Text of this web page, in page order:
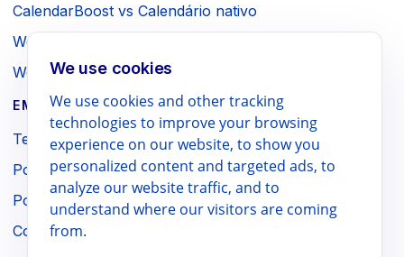
CalendarBoost vs Calendário nativo
Webpage to PDF vs Impressão do navegador
WebSniply vs Captura do navegador
EMPRESA / LEGAL
Termos
Política de privacidade
Política de reembolso
Contato
We use cookies
We use cookies and other tracking
technologies to improve your browsing
experience on our website, to show you
personalized content and targeted ads, to
analyze our website traffic, and to
understand where our visitors are coming
from.